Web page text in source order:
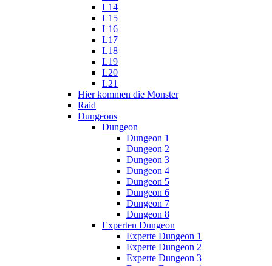
L14
L15
L16
L17
L18
L19
L20
L21
Hier kommen die Monster
Raid
Dungeons
Dungeon
Dungeon 1
Dungeon 2
Dungeon 3
Dungeon 4
Dungeon 5
Dungeon 6
Dungeon 7
Dungeon 8
Experten Dungeon
Experte Dungeon 1
Experte Dungeon 2
Experte Dungeon 3